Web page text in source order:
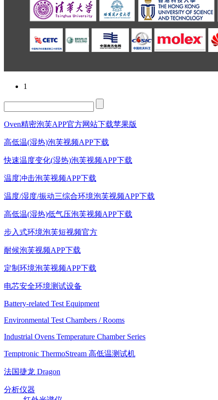
1
Oven精密泡芙APP官方网站下载苹果版
高低温(湿热)泡芙视频APP下载
快速温度变化(湿热)泡芙视频APP下载
温度冲击泡芙视频APP下载
温度/湿度/振动三综合环境泡芙视频APP下载
高低温(湿热)低气压泡芙视频APP下载
步入式环境泡芙短视频官方
耐候泡芙视频APP下载
定制环境泡芙视频APP下载
电芯安全环境测试设备
Battery-related Test Equipment
Environmental Test Chambers / Rooms
Industrial Ovens Temperature Chamber Series
Temptronic ThermoStream 高低温测试机
法国捷龙 Dragon
分析仪器